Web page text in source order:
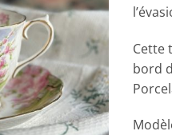
Cette
bord